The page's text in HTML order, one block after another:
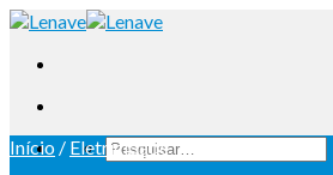
Início / Eletricidade